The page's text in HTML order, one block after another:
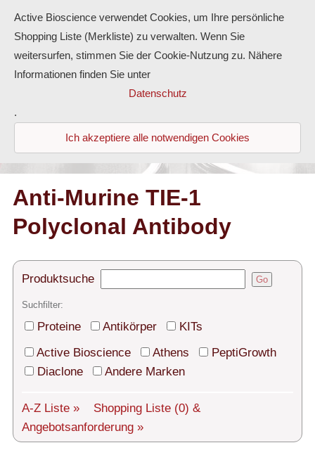
Antikörper
ELISA-Kits
Diaclone Produkte
Home
Kontakt
Versand
Über uns
Service
AGBs
Anti-Murine TIE-1
Polyclonal Antibody
Produktsuche Go
Suchfilter:
Proteine Antikörper
KITs
Active Bioscience
Athens
PeptiGrowth
Diaclone
Andere Marken
A-Z Liste » Shopping Liste (0) &
Angebotsanforderung »
Active Bioscience verwendet Cookies, um Ihre persönliche
Shopping Liste (Merkliste) zu verwalten. Wenn Sie
weitersurfen, stimmen Sie der Cookie-Nutzung zu. Nähere
Informationen finden Sie unter
Datenschutz
.
Ich akzeptiere alle notwendigen Cookies